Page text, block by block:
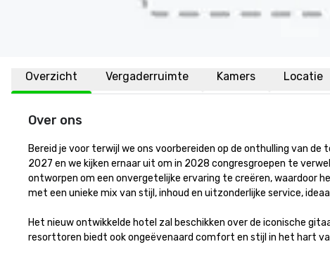
Overzicht Vergaderruimte Kamers Locatie
Over ons
Bereid je voor terwijl we ons voorbereiden op de onthulling van
2027 en we kijken ernaar uit om in 2028 congresgroepen te
ontworpen om een onvergetelijke ervaring te creëren, waardoor
met een unieke mix van stijl, inhoud en uitzonderlijke service,
Het nieuw ontwikkelde hotel zal beschikken over de iconische
resorttoren biedt ook ongeëvenaard comfort en stijl in het hart